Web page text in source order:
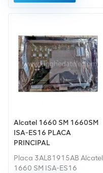
equipamentos do mercado
qualidade e proteção
ambiental. Tudo isso é
fornecido ao melhor preço
possível.
Alcatel 1660 SM 1660SM
ISA-ES16 PLACA
PRINCIPAL
Placa 3AL81915AB Alcatel
1660 SM ISA-ES16